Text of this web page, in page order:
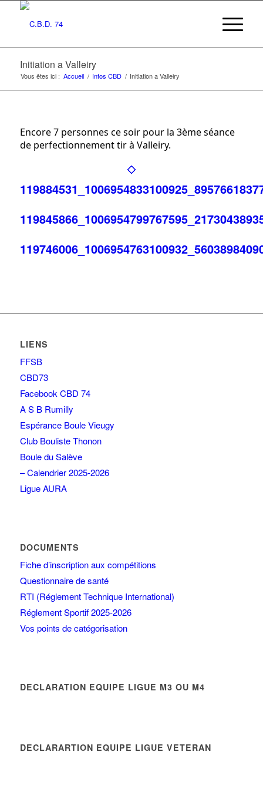
Initiation a Valleiry
Vous êtes ici : Accueil / Infos CBD / Initiation a Valleiry
Encore 7 personnes ce soir pour la 3ème séance
de perfectionnement tir à Valleiry.
LIENS
FFSB
CBD73
Facebook CBD 74
A S B Rumilly
Espérance Boule Vieugy
Club Bouliste Thonon
Boule du Salève
– Calendrier 2025-2026
Ligue AURA
DOCUMENTS
Fiche d’inscription aux compétitions
Questionnaire de santé
RTI (Réglement Technique International)
Réglement Sportif 2025-2026
Vos points de catégorisation
DECLARATION EQUIPE LIGUE M3 OU M4
DECLARARTION EQUIPE LIGUE VETERAN